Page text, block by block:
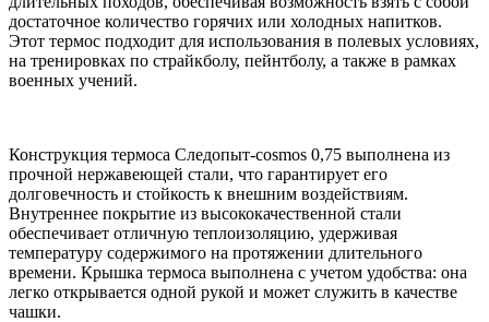
достаточное количество горячих или холодных напитков.
Этот термос подходит для использования в полевых условиях,
на тренировках по страйкболу, пейнтболу, а также в рамках
военных учений.
Конструкция термоса Следопыт-cosmos 0,75 выполнена из
прочной нержавеющей стали, что гарантирует его
долговечность и стойкость к внешним воздействиям.
Внутреннее покрытие из высококачественной стали
обеспечивает отличную теплоизоляцию, удерживая
температуру содержимого на протяжении длительного
времени. Крышка термоса выполнена с учетом удобства: она
легко открывается одной рукой и может служить в качестве
чашки.